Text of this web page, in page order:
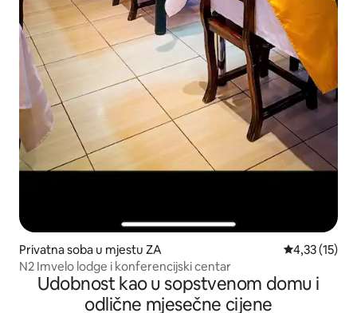
Privatna soba u mjestu ZA prosječna
4,33 (15)
N2 Imvelo lodge i konferencijski centar
Udobnost kao u sopstvenom domu i
odlične mjesečne cijene